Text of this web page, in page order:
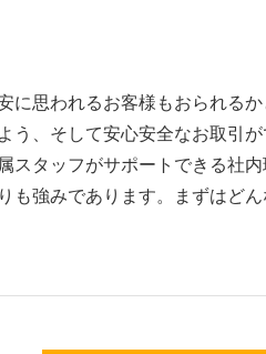
思われるお客様もおられる
う、そして安心安全なお取引
タッフがサポートできる社
強みであります。まずはど